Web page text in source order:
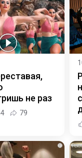
не раз
79
i